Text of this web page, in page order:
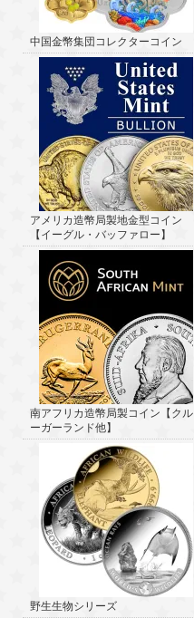
中国金幣集団コレクターコイン
アメリカ造幣局製地金型コイン
【イーグル・バッファロー】
南アフリカ造幣局製コイン【クル
ーガーランド他】
野生生物シリーズ